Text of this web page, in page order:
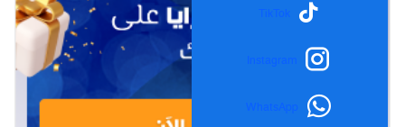
TikTok
Instagram
WhatsApp